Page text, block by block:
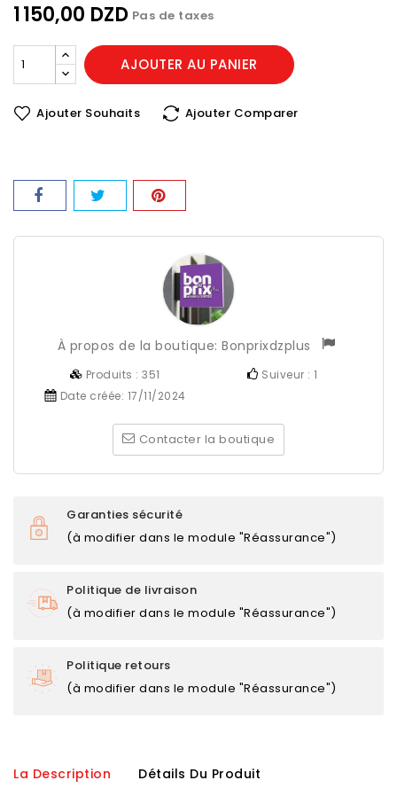
1 150,00 DZD Pas de taxes
AJOUTER AU PANIER
Ajouter Souhaits Ajouter Comparer
À propos de la boutique:Bonprixdzplus
Produits :351 Suiveur : 1
Date créée: 17/11/2024
Contacter la boutique
Garanties sécurité
(à modifier dans le module "Réassurance")
Politique de livraison
(à modifier dans le module "Réassurance")
Politique retours
(à modifier dans le module "Réassurance")
La Description Détails Du Produit